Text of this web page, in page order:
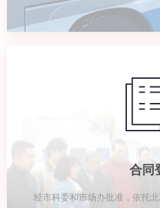
合同
经市科委和市场办批准，依托